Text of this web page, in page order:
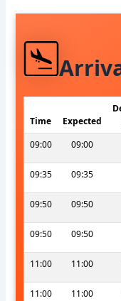
Time Expected
09:00
09:00
09:35 09:35
09:50 09:50
09:50 09:50
11:00 11:00
11:00 11:00